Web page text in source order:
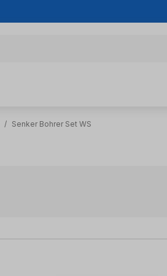
/ Senker Bohrer Set WS